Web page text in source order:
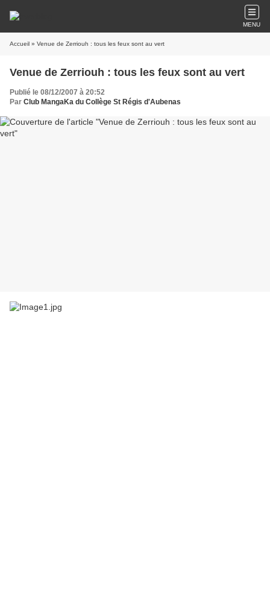
MENU
Accueil » Venue de Zerriouh : tous les feux sont au vert
Venue de Zerriouh : tous les feux sont au vert
Publié le 08/12/2007 à 20:52
Par Club MangaKa du Collège St Régis d'Aubenas